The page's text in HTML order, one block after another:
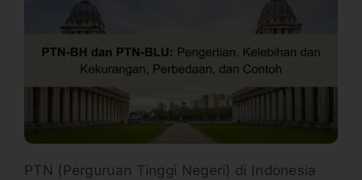
PTN (Perguruan Tinggi Negeri) di Indonesia